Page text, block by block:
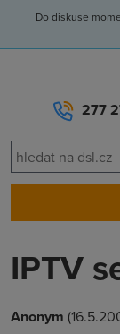
Do diskuse
277
IPTV
Anonym